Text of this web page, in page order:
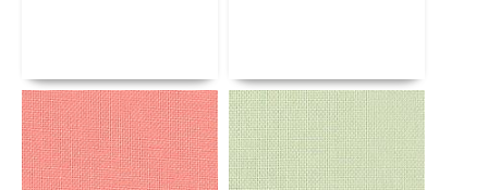
Αναλυτικά Αναλυτικά